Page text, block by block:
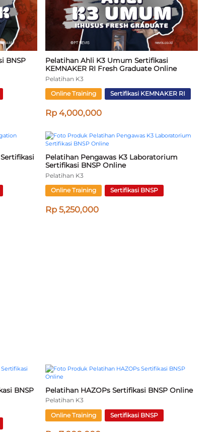
Pelatihan Offline
Pelatihan Ahli K3 Umum Sertifikasi
KEMNAKER RI Fresh Graduate Online